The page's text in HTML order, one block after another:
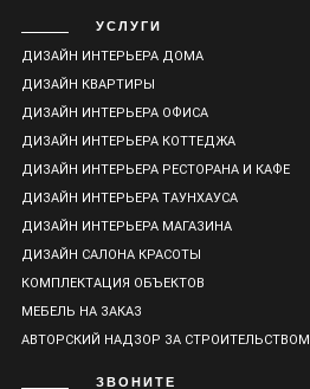
УСЛУГИ
ДИЗАЙН ИНТЕРЬЕРА ДОМА
ДИЗАЙН КВАРТИРЫ
ДИЗАЙН ИНТЕРЬЕРА ОФИСА
ДИЗАЙН ИНТЕРЬЕРА КОТТЕДЖА
ДИЗАЙН ИНТЕРЬЕРА РЕСТОРАНА И КАФЕ
ДИЗАЙН ИНТЕРЬЕРА ТАУНХАУСА
ДИЗАЙН ИНТЕРЬЕРА МАГАЗИНА
ДИЗАЙН САЛОНА КРАСОТЫ
КОМПЛЕКТАЦИЯ ОБЪЕКТОВ
МЕБЕЛЬ НА ЗАКАЗ
АВТОРСКИЙ НАДЗОР ЗА СТРОИТЕЛЬСТВОМ
ЗВОНИТЕ